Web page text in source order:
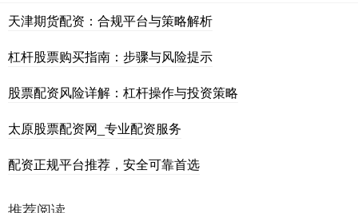
天津期货配资：合规平台与策略解析
杠杆股票购买指南：步骤与风险提示
股票配资风险详解：杠杆操作与投资策略
太原股票配资网_专业配资服务
配资正规平台推荐，安全可靠首选